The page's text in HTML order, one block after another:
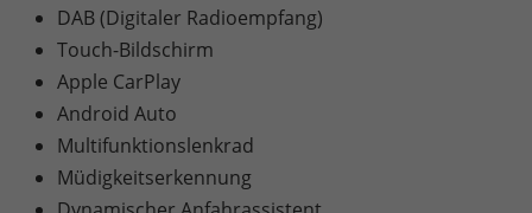
DAB (Digitaler Radioempfang)
Touch-Bildschirm
Apple CarPlay
Android Auto
Multifunktionslenkrad
Müdigkeitserkennung